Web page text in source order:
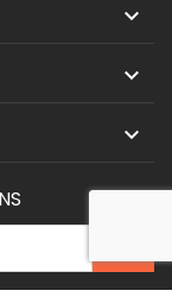


